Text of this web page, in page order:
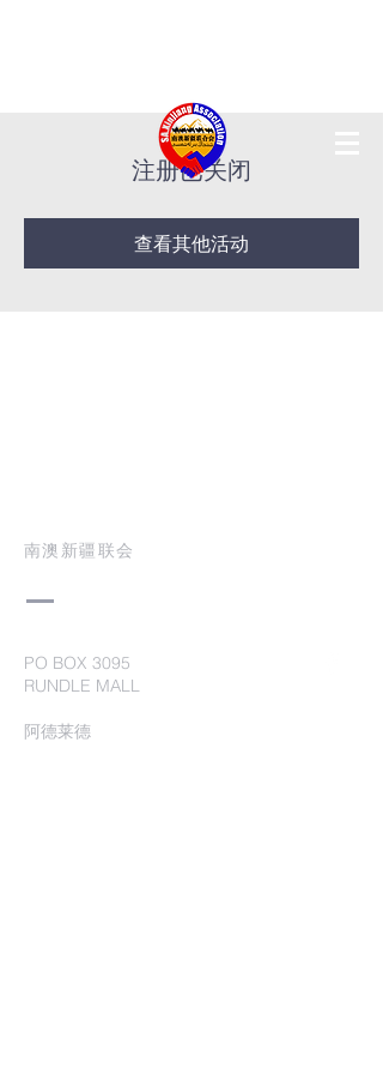
注册已关闭
查看其他活动
南澳新疆联会
PO BOX 3095
RUNDLE MALL
阿德莱德